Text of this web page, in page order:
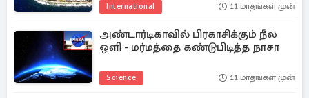
International 11 மாதங்கள் முன்
அண்டார்டிகாவில் பிரகாசிக்கும் நீல
ஒளி - மர்மத்தை கண்டுபிடித்த நாசா
Science 11 மாதங்கள் முன்